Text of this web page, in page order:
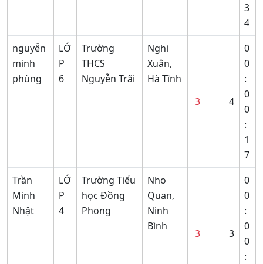
3
4
nguyễn
minh
phùng
LỚ
P
6
Trường
THCS
Nguyễn Trãi
Nghi
Xuân,
Hà Tĩnh
3
4
0
0
:
0
0
:
1
7
Trần
Minh
Nhật
LỚ
P
4
Trường Tiểu
học Đồng
Phong
Nho
Quan,
Ninh
Bình
3 3
0
0
:
0
0
: